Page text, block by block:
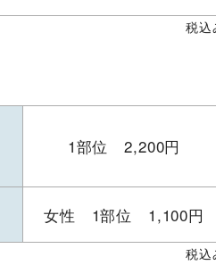
税込
税込
1部位 2,200円
女性 1部位 1,100円